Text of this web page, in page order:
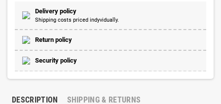
Delivery policy
Shipping costs priced indyvidually.
Return policy
Security policy
DESCRIPTION SHIPPING & RETURNS